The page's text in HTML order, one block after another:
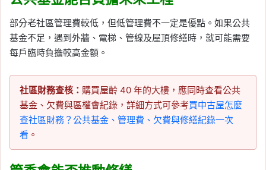
部分老社區管理費較低，但低管理費不一定是優點。如果公共
基金不足，遇到外牆、電梯、管線及屋頂修繕時，就可能需要
每戶臨時負擔較高金額。
社區財務查核： 購買屋齡 40 年的大樓，應同時查看公共
基金、欠費與區權會紀錄，詳細方式可參考買中古屋怎麼
查社區財務？公共基金、管理費、欠費與修繕紀錄一次
看 。